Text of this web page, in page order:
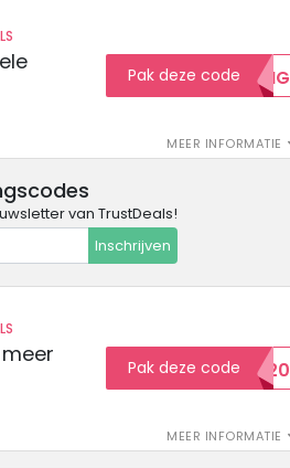
MEER INFORMATIE
Pak deze code5KORTING
van TrustDeals!
Inschrijven
MEER INFORMATIE
Pak deze codeEXTRA20